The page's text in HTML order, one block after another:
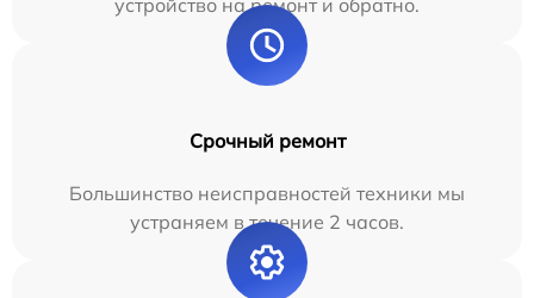
устройство на ремонт и обратно.
Срочный ремонт
Большинство неисправностей техники мы
устраняем в течение 2 часов.